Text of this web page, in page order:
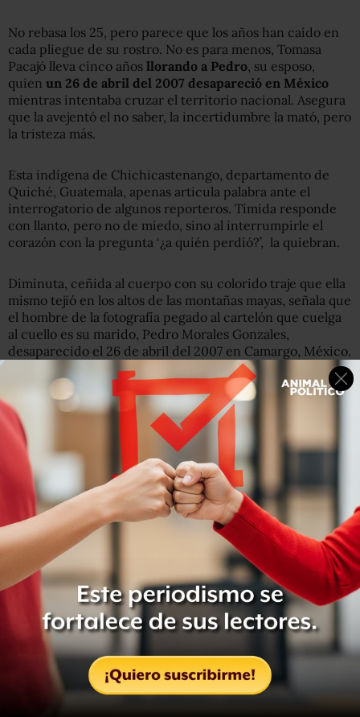
No rebasa los 25, pero parece que los años han caído en
cada pliegue de su rostro. No es para menos, Tomasa
Pacajó lleva cinco años llorando a Pedro , su esposo,
quien un 26 de abril del 2007 desapareció en México
mientras intentaba cruzar el territorio nacional. Asegura
que la avejentó el no saber, la incertidumbre la mató, pero
la tristeza más.
Esta indígena de Chichicastenango, departamento de
Quiché, Guatemala, apenas articula palabra ante el
interrogatorio de algunos reporteros. Tímida responde
con llanto, pero no de miedo, sino al interrumpirle el
corazón con la pregunta ‘¿a quién perdió?’, la quiebran.
Diminuta, ceñida al cuerpo con su colorido traje que ella
mismo tejió en los altos de las montañas mayas, señala que
el hombre de la fotografía pegado al cartelón que cuelga
al cuello es su marido, Pedro Morales Gonzales,
desaparecido el 26 de abril del 2007 en Camargo, México.
Sólo tres años duró la convivencia con él cuando
arrancó sus pasos de la pequeña ciudad de estuco
blanco. Pedro le dejó en ese entonces un bebé de seis
meses, Tomás. Hoy el niño pregunta por su padre, ella
sólo responde “Sólo Dios sabe dónde está”. Tomasa
asegura que no puede responderle a su hijo, sólo llorar
ante el recuerdo de su compañero.
To por “unos quetzales más”.//FOTO: Diego Ríos
Pedro se arriesgó a salir de Guatemala, a pesar de la
advertencia de perder la vida al internarse en México. La
necesidad, dice Tomasa, lo obligaron, “unos quetzales
más ” y “una vida mejor para el hijo” lo orillaron a dejar el
campo.No valió la pena, hoy lo sabe en carne propia
Tomasa, que recorre con un grupo de mujeres
centroamericanas los caminos dolorosos del sur.